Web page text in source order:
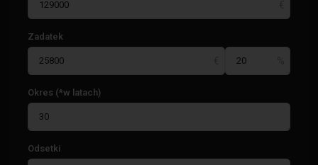
Zadatek
Okres (*w latach)
Odsetki